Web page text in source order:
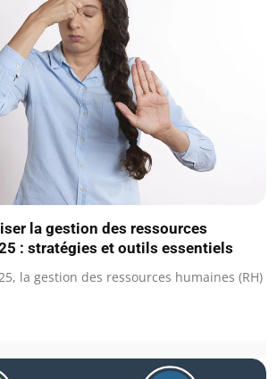
la gestion des ressources
: stratégies et outils essentiels
la gestion des ressources humaines (RH)